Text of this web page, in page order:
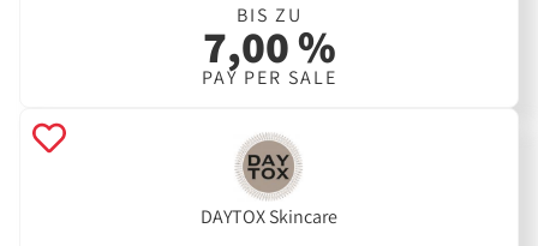
BIS ZU
7,00 %
PAY PER SALE
DAYTOX Skincare